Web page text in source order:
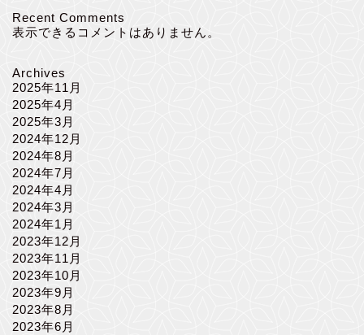
Recent Comments
表示できるコメントはありません。
Archives
2025年11月
2025年4月
2025年3月
2024年12月
2024年8月
2024年7月
2024年4月
2024年3月
2024年1月
2023年12月
2023年11月
2023年10月
2023年9月
2023年8月
2023年6月